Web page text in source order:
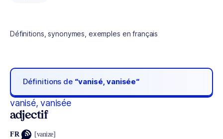
Définitions, synonymes, exemples en français
Définitions de “vanisé, vanisée“
vanisé, vanisée
adjectif
FR [vanize]